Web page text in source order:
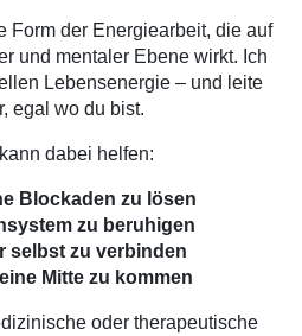
Form der Energiearbeit, die auf
und mentaler Ebene wirkt. Ich
Lebensenergie – und leite
egal wo du bist.
dabei helfen:
Blockaden zu lösen
zu beruhigen
selbst zu verbinden
Mitte zu kommen
oder therapeutische